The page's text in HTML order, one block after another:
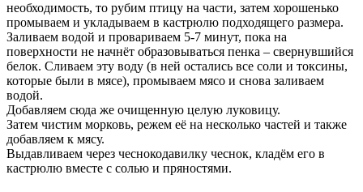
необходимость, то рубим птицу на части, затем хорошенько
промываем и укладываем в кастрюлю подходящего размера.
Заливаем водой и провариваем 5-7 минут, пока на
поверхности не начнёт образовываться пенка – свернувшийся
белок. Сливаем эту воду (в ней остались все соли и токсины,
которые были в мясе), промываем мясо и снова заливаем
водой.
Добавляем сюда же очищенную целую луковицу.
Затем чистим морковь, режем её на несколько частей и также
добавляем к мясу.
Выдавливаем через чеснокодавилку чеснок, кладём его в
кастрюлю вместе с солью и пряностями.